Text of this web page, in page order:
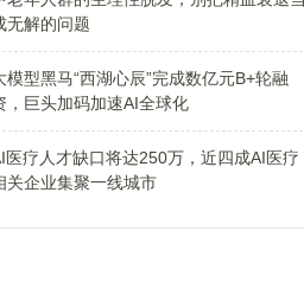
无解的问题
模型黑马“西湖心辰”完成数亿元B+轮融
，巨头加码加速AI全球化
医疗人才缺口将达250万，近四成AI医疗
关企业集聚一线城市